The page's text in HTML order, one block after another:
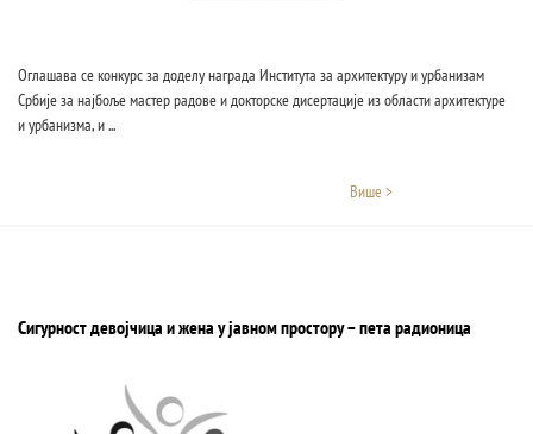
Oглашава се конкурс за доделу награда Института за архитектуру и урбанизам
Србије за најбоље мастер радове и докторске дисертације из области архитектуре
и урбанизма, и ...
Више >
Сигурност девојчица и жена у јавном простору – пета радионица